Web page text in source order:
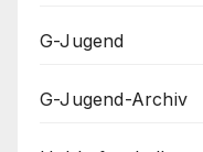
G-Jugend
G-Jugend-Archiv